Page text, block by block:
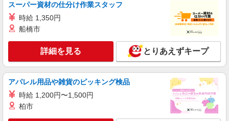
パート
ライフ中野坂上店（店舗コード896）
1,435円
ライフ中野坂上店 東京都中野区中央1-36-3
キープ 詳細を見る
パート
ライフ中野坂上店（店舗コード896）
NEW
スーパー資材の仕分け作業スタッフ
時給 1,350円
船橋市
詳細を見る とりあえずキープ
アパレル用品や雑貨のピッキング検品
時給 1,200円〜1,500円
柏市